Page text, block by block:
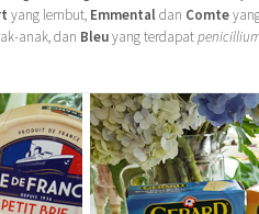
yang lembut, Emmentaldan Comte
anak, dan Bleuyang terdapat